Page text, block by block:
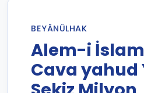
BEYÂNÜLHAK
Alem-i
Cava yahud